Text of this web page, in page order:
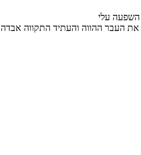
העבר ההווה והעתיד התקווה אבדה